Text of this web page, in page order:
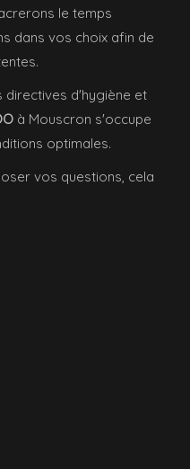
le temps
dans vos choix afin de
directives d'hygiène et
à Mouscron s'occupe
optimales.
vos questions, cela